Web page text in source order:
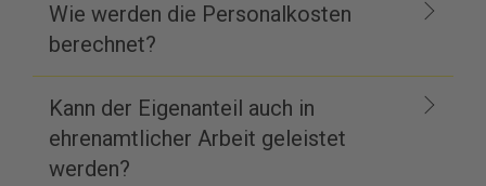
Wie werden die Personalkosten
berechnet?
Kann der Eigenanteil auch in
ehrenamtlicher Arbeit geleistet
werden?